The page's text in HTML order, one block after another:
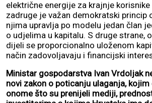
električne energije za krajnje
zadruge je važan demokratski princip
njima upravlja po modelu jedan član
o udjelima u kapitalu. S druge strane,
dijeli se proporcionalno uloženom
način zadovoljavaju i financijski
Ministar gospodarstva Ivan Vrdoljak
novi zakon o poticanju ulaganja, kojim
onome što su prenijeli mediji,